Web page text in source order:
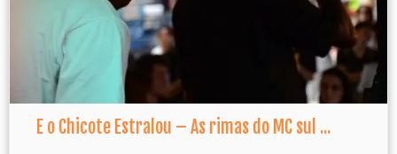
E o Chicote Estralou – As rimas do MC sul ...